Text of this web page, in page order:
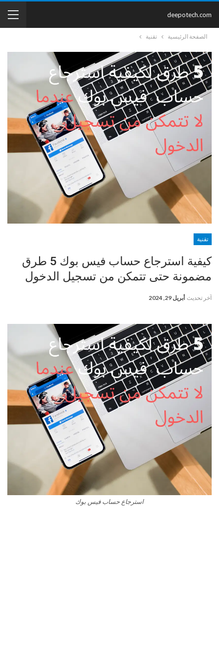
deepotech.com
الصفحة الرئيسية تقنية
تقنية
كيفية استرجاع حساب فيس بوك 5 طرق
مضمونة حتى تتمكن من تسجيل الدخول
آخر تحديث أبريل 29, 2024
استرجاع حساب فيس بوك